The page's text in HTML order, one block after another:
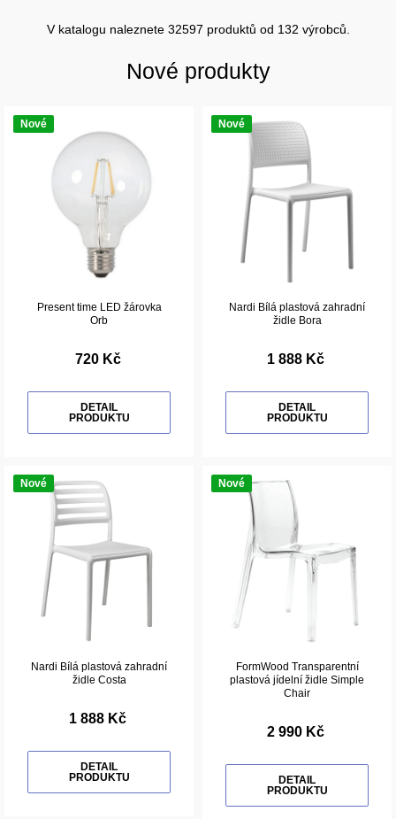
V katalogu naleznete 32597 produktů od 132 výrobců.
Nové produkty
Nové
Present time LED žárovka
Orb
720 Kč
DETAIL
PRODUKTU
Nové
Nardi Bílá plastová zahradní
židle Bora
1 888 Kč
DETAIL
PRODUKTU
Nové
Nardi Bílá plastová zahradní
židle Costa
1 888 Kč
DETAIL
PRODUKTU
Nové
FormWood Transparentní
plastová jídelní židle Simple
Chair
2 990 Kč
DETAIL
PRODUKTU